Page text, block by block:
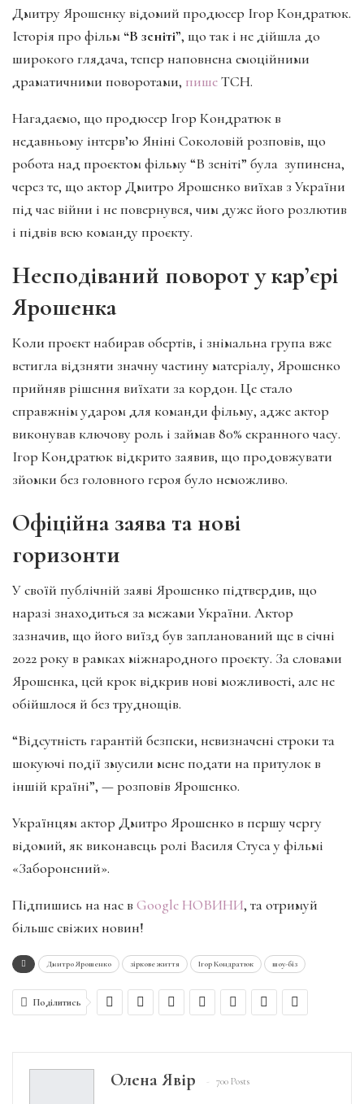
Дмитру Ярошенку відомий продюсер Ігор Кондратюк.
Історія про фільм “В зеніті”, що так і не дійшла до
широкого глядача, тепер наповнена емоційними
драматичними поворотами, пишеТСН.
Нагадаємо, що продюсер Ігор Кондратюк в
недавньому інтерв’ю Яніні Соколовій розповів, що
робота над проєктом фільму “В зеніті” була зупинена,
через те, що актор Дмитро Ярошенко виїхав з України
під час війни і не повернувся, чим дуже його розлютив
і підвів всю команду проєкту.
Несподіваний поворот у кар’єрі
Ярошенка
Коли проєкт набирав обертів, і знімальна група вже
встигла відзняти значну частину матеріалу, Ярошенко
прийняв рішення виїхати за кордон. Це стало
справжнім ударом для команди фільму, адже актор
виконував ключову роль і займав 80% екранного часу.
Ігор Кондратюк відкрито заявив, що продовжувати
зйомки без головного героя було неможливо.
Офіційна заява та нові
горизонти
У своїй публічній заяві Ярошенко підтвердив, що
наразі знаходиться за межами України. Актор
зазначив, що його виїзд був запланований ще в січні
2022 року в рамках міжнародного проєкту. За словами
Ярошенка, цей крок відкрив нові можливості, але не
обійшлося й без труднощів.
“Відсутність гарантій безпеки, невизначені строки та
шокуючі події змусили мене подати на притулок в
іншій країні”, — розповів Ярошенко.
Українцям актор Дмитро Ярошенко в першу чергу
відомий, як виконавець ролі Василя Стуса у фільмі
«Заборонений».
Підпишись на нас в Google НОВИНИ, та отримуй
більше свіжих новин!
Дмитро Ярошенко зіркове життя Ігор Кондратюк шоу-біз
Поділитись
Олена Явір 700 Posts